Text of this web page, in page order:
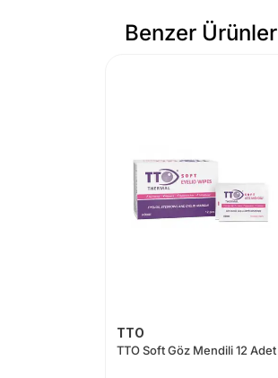
Benzer Ürünler
TTO
TTO Soft Göz Mendili 12 Adet